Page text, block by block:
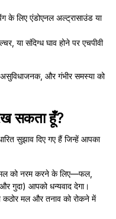
के लिए एंडोएनल अल्ट्रासाउंड या
या संदिग्ध घाव होने पर एचपीवी
और गंभीर समस्या को
सकता हूँ?
सुझाव दिए गए हैं जिन्हें आपका
को नरम करने के लिए—फल,
गुदा) आपको धन्यवाद देगा।
कठोर मल और तनाव को रोकने में